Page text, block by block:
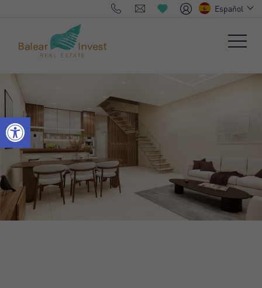
Español